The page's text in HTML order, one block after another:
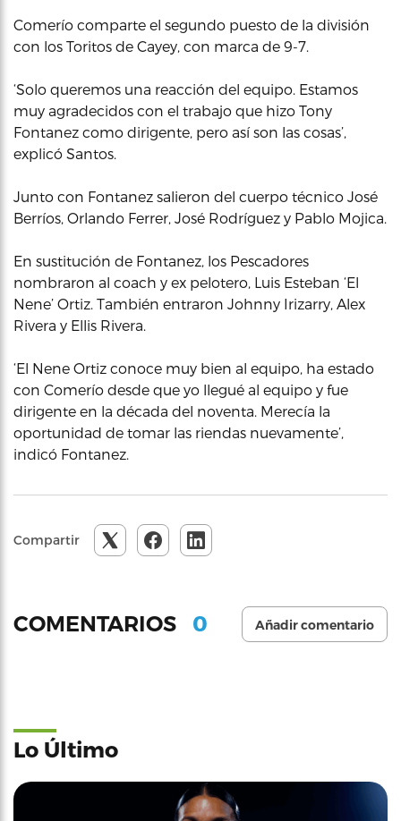
Comerío comparte el segundo puesto de la división
con los Toritos de Cayey, con marca de 9-7.
‘Solo queremos una reacción del equipo. Estamos
muy agradecidos con el trabajo que hizo Tony
Fontanez como dirigente, pero así son las cosas’,
explicó Santos.
Junto con Fontanez salieron del cuerpo técnico José
Berríos, Orlando Ferrer, José Rodríguez y Pablo Mojica.
En sustitución de Fontanez, los Pescadores
nombraron al coach y ex pelotero, Luis Esteban ‘El
Nene’ Ortiz. También entraron Johnny Irizarry, Alex
Rivera y Ellis Rivera.
‘El Nene Ortiz conoce muy bien al equipo, ha estado
con Comerío desde que yo llegué al equipo y fue
dirigente en la década del noventa. Merecía la
oportunidad de tomar las riendas nuevamente’,
indicó Fontanez.
Compartir
COMENTARIOS 0 Añadir comentario
Lo Último